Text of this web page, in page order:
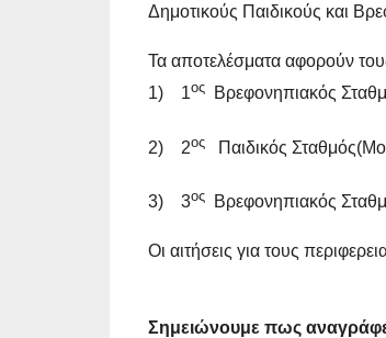
Δημοτικούς Παιδικούς και
Τα αποτελέσματα αφορούν
1) 1οςΒρεφονηπιακός
2) 2οςΠαιδικός
3) 3οςΒρεφονηπιακός
Οι αιτήσεις για τους
Σημειώνουμε πως